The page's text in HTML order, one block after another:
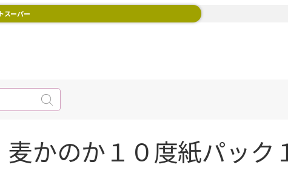
スーパー
かのか１０度紙パック